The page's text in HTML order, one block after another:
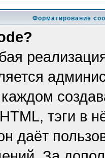
Форматирование
каждом
тэги в
даёт